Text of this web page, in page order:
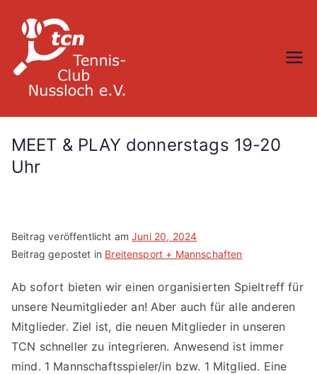
Inhalt
springen
MEET & PLAY donnerstags 19-20
Uhr
Beitrag veröffentlicht amJuni 20, 2024
Beitrag gepostet in Breitensport + Mannschaften
Ab sofort bieten wir einen organisierten Spieltreff für
unsere Neumitglieder an! Aber auch für alle anderen
Mitglieder. Ziel ist, die neuen Mitglieder in unseren
TCN schneller zu integrieren. Anwesend ist immer
mind. 1 Mannschaftsspieler/in bzw. 1 Mitglied. Eine